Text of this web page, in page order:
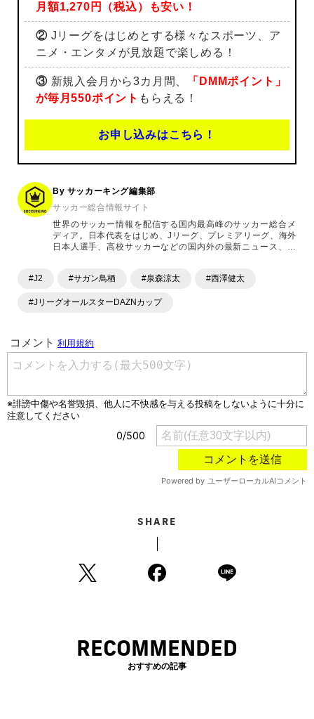
月額1,270円（税込）も安い！
②Jリーグをはじめとする様々なスポーツ、ア
ニメ・エンタメが見放題で楽しめる！
③新規入会月から3カ月間、
「DMMポイント」
が毎月550ポイント もらえる！
お申し込みはこちら！
By サッカーキング編集部
サッカー総合情報サイト
世界のサッカー情報を配信する国内最高峰のサッカー総合メ
ディア。日本代表をはじめ、Jリーグ、プレミアリーグ、海外
日本人選手、高校サッカーなどの国内外の最新ニュース、コ
ます。「X」「Instagram」「YouTube」「TikTok」など、
#J2 #サガン鳥栖 #泉森涼太 #西澤健太
#JリーグオールスターDAZNカップ
SHARE
RECOMMENDED
おすすめの記事